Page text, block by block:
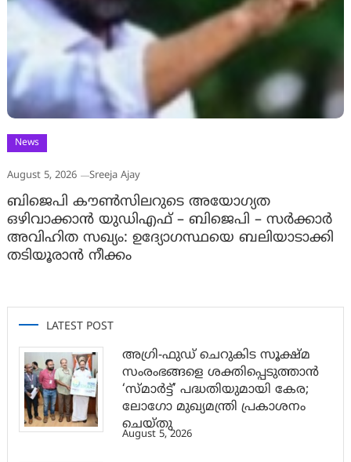
News
August 5, 2026 Sreeja Ajay
ബിജെപി കൗൺസിലറുടെ അയോഗ്യത
ഒഴിവാക്കാൻ യുഡിഎഫ് – ബിജെപി – സർക്കാർ
അവിഹിത സഖ്യം: ഉദ്യോഗസ്ഥയെ ബലിയാടാക്കി
തടിയൂരാൻ നീക്കം
LATEST POST
അഗ്രി-ഫുഡ് ചെറുകിട സൂക്ഷ്മ
സംരംഭങ്ങളെ ശക്തിപ്പെടുത്താന്‍
‘സ്മാര്‍ട്ട്’ പദ്ധതിയുമായി കേര;
ലോഗോ മുഖ്യമന്ത്രി പ്രകാശനം
ചെയ്തു
August 5, 2026